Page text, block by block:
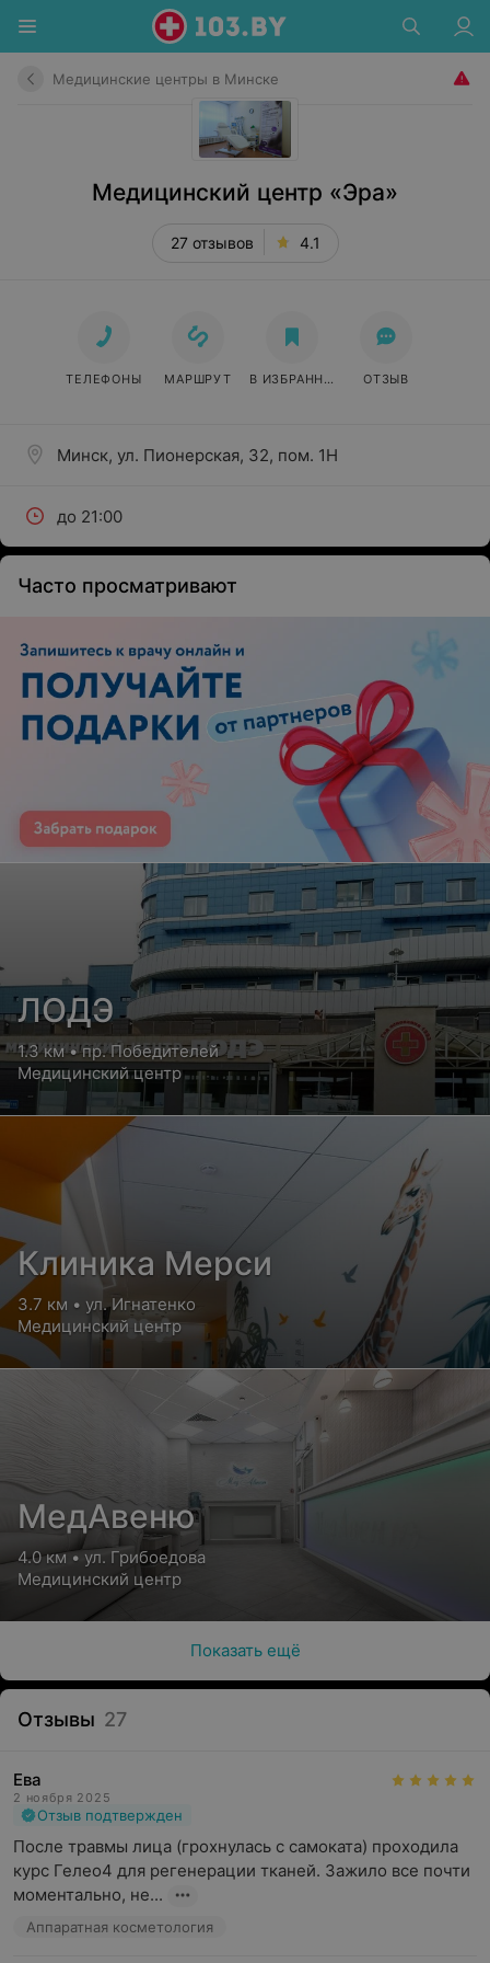
Медицинские центры в Минске
Медицинский центр «Эра»
27 отзывов 4.1
Минск, ул. Пионерская, 32, пом. 1Н
до 21:00
ТЕЛЕФОНЫ МАРШРУТ В ИЗБРАННОЕ ОТЗЫВ
Часто просматривают
ЛОДЭ
1.3 км • пр. Победителей
Медицинский центр
Клиника Мерси
3.7 км • ул. Игнатенко
Медицинский центр
МедАвеню
4.0 км • ул. Грибоедова
Медицинский центр
Показать ещё
Отзывы 27
Ева
2 ноября 2025
Отзыв подтвержден
После травмы лица (грохнулась с самоката) проходила
курс Гелео4 для регенерации тканей. Зажило все почти
моментально, не...
Аппаратная косметология